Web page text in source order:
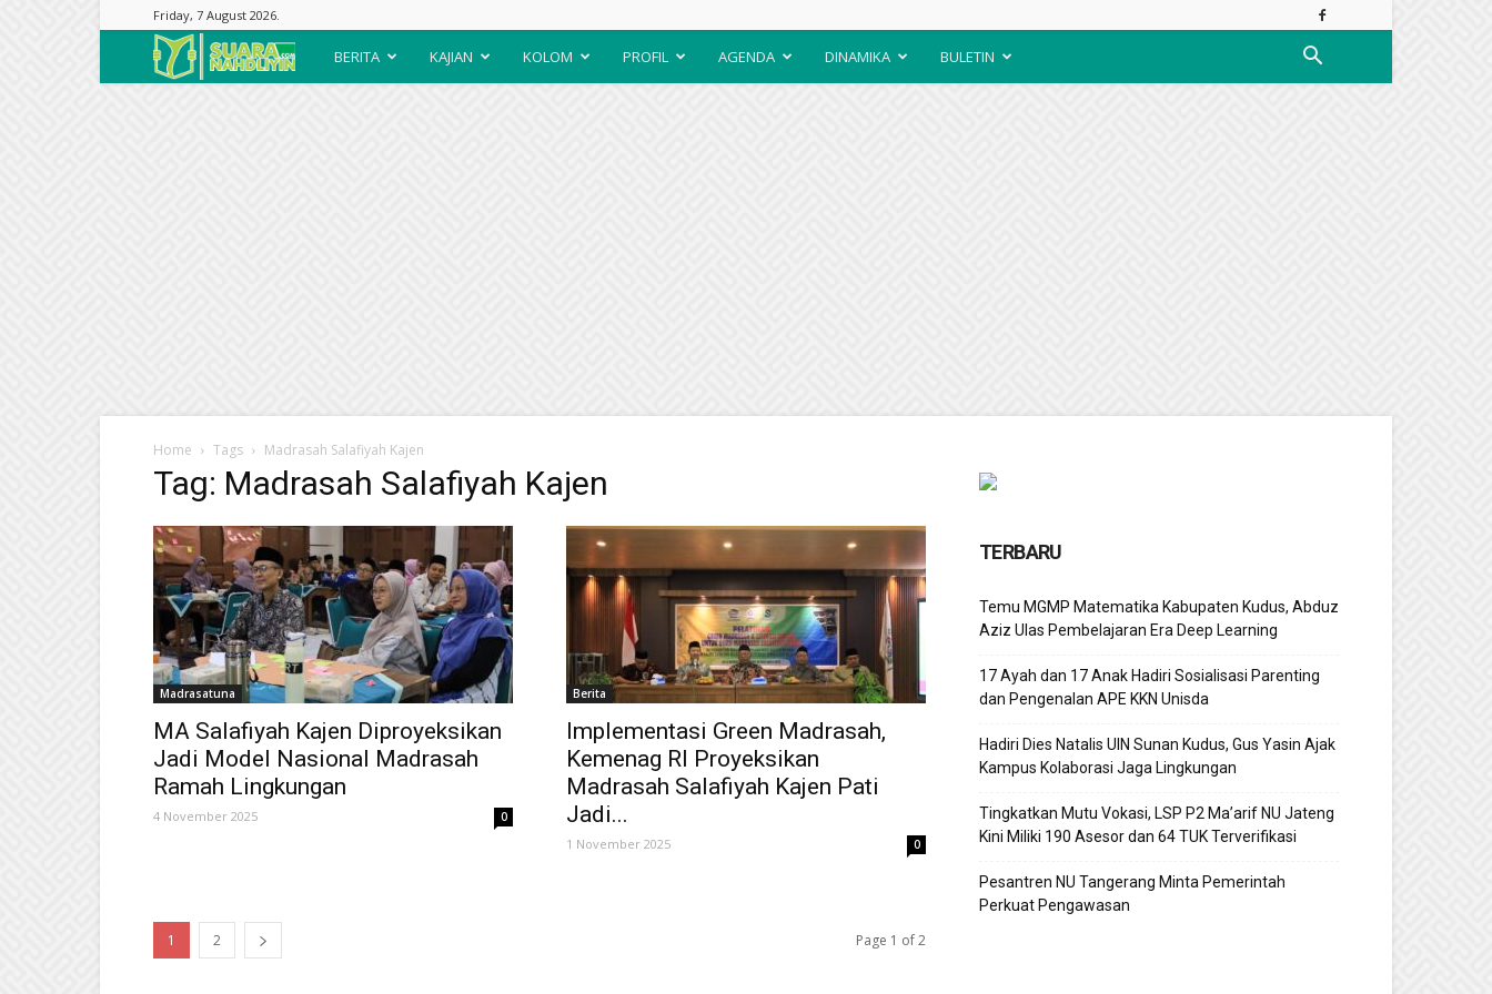
Friday, 7 August 2026.
Suara
BERITA KAJIAN KOLOM PROFIL AGENDA DINAMIKA BULETIN
Home Tags Madrasah Salafiyah Kajen
Tag: Madrasah Salafiyah Kajen
Madrasatuna
MA Salafiyah Kajen Diproyeksikan
Jadi Model Nasional Madrasah
Ramah Lingkungan
4 November 2025 0
Berita
Implementasi Green Madrasah,
Kemenag RI Proyeksikan
Madrasah Salafiyah Kajen Pati
Jadi...
1 November 2025 0
1 2 Page 1 of 2
TERBARU
Temu MGMP Matematika Kabupaten Kudus, Abduz
Aziz Ulas Pembelajaran Era Deep Learning
17 Ayah dan 17 Anak Hadiri Sosialisasi Parenting
dan Pengenalan APE KKN Unisda
Hadiri Dies Natalis UIN Sunan Kudus, Gus Yasin Ajak
Kampus Kolaborasi Jaga Lingkungan
Tingkatkan Mutu Vokasi, LSP P2 Ma’arif NU Jateng
Kini Miliki 190 Asesor dan 64 TUK Terverifikasi
Pesantren NU Tangerang Minta Pemerintah
Perkuat Pengawasan